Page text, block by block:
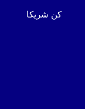
كن شريكا